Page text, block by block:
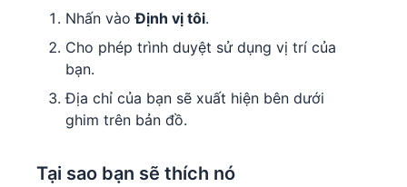
Nhấn vàoĐịnh vị tôi.
Cho phép trình duyệt sử dụng vị trí của
bạn.
Địa chỉ của bạn sẽ xuất hiện bên dưới
ghim trên bản đồ.
Tại sao bạn sẽ thích nó